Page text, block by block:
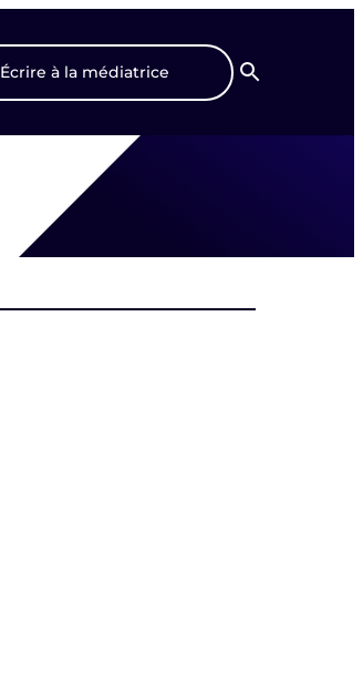
Écrire à la médiatrice
Recherche